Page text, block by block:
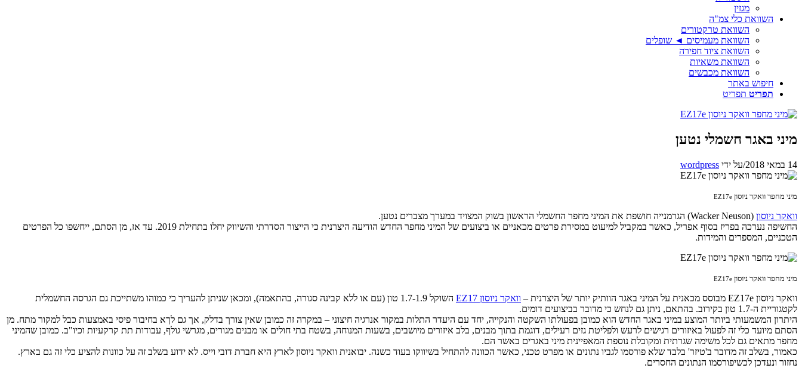
מגזין
השוואת כלי צמ"ה
השוואת טרקטורים
השוואת מעמיסים ◄ שופלים
השוואת ציוד חפירה
השוואת משאיות
השוואת מכבשים
חיפוש באתר
תפריט תפריט
מיני באגר חשמלי נטען
14 במאי 2018 /על ידי wordpress
מיני מחפר וואקר ניוסון EZ17e
וואקר ניוסון (Wacker Neuson) הגרמנייה חושפת את המיני מחפר החשמלי הראשון בשוק המצויד במערך מצברים נטען.
החשיפה נערכה בפריז בסוף אפריל, כאשר במקביל למיעוט במסירת פרטים מכאניים או ביצועים של המיני מחפר החדש הודיעה היצרנית כי הייצור הסדרתי והשיווק יחלו בתחילת 2019. עד אז, מן הסתם, ייחשפו כל הפרטים
הטכניים, המספרים והמידות.
מיני מחפר וואקר ניוסון EZ17e
וואקר ניוסון EZ17e מבוסס מכאנית על המיני באגר הוותיק יותר של היצרנית – וואקר ניוסון EZ17
השוקל 1.7-1.9 טון (עם או ללא קבינה סגורה, בהתאמה), ומכאן שניתן להעריך כי כמוהו משתייכת גם הגרסה החשמלית
לקטגוריית ה-1.7 טון בקירוב. בהתאם, ניתן גם לנחש כי מדובר בביצועים דומים.
היתרון המשמעותי ביותר המוצע במיני באגר החדש הוא כמובן בפעולתו השקטה והנקייה, יחד עם היעדר התלות במקור אנרגיה חיצוני – במקרה זה כמובן שאין צורך בדלק, אך גם לךא בחיבור פיסי באמצעות כבל למקור מתח. מן
הסתם מיועד כלי זה לפעול באיזורים רגישים לרעש ולפליטת גזים רעילים, דוגמת בתוך מבנים, בלב איזורים מיושבים, בשעות המנוחה, בשטח בתי חולים או מבנים מגורים, מגרשי גולף, עבודות תת קרקעיות וכיו"ב. כמובן שהמיני
מחפר מתאים גם לכל משימה שגרתית ומקובלת נוספת המאפיינית מיני באגרים באשר הם.
כאמור, בשלב זה מדובר ב'טיזר' בלבד שלא פורסמו לגביו נתונים או מפרט טכני, כאשר הכוונה להתחיל בשיווקו בעוד כשנה. יבואנית וואקר ניוסון לארץ היא חברת דובי וייס. לא ידוע בשלב זה על כוונות להציע כלי זה גם בארץ.
נחזור ונעדכן לכשיפורסמו הנתונים החסרים.